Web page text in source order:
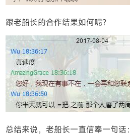
跟老船长的合作结果如何呢？
总结来说，老船长一直信奉一句话：